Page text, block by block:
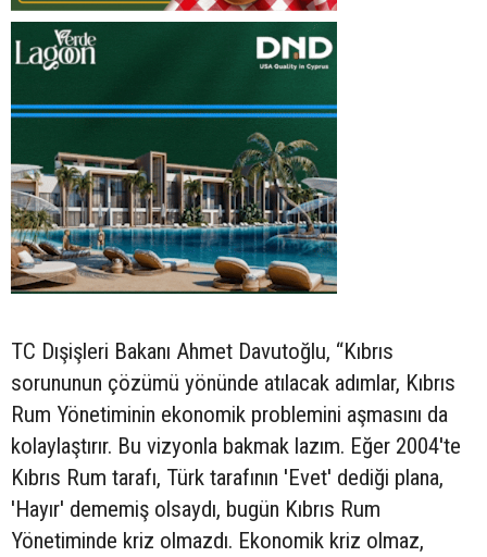
TC Dışişleri Bakanı Ahmet Davutoğlu, “Kıbrıs
sorununun çözümü yönünde atılacak adımlar, Kıbrıs
Rum Yönetiminin ekonomik problemini aşmasını da
kolaylaştırır. Bu vizyonla bakmak lazım. Eğer 2004'te
Kıbrıs Rum tarafı, Türk tarafının 'Evet' dediği plana,
'Hayır' dememiş olsaydı, bugün Kıbrıs Rum
Yönetiminde kriz olmazdı. Ekonomik kriz olmaz,